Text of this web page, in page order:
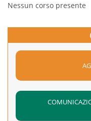
Nessun corso presente